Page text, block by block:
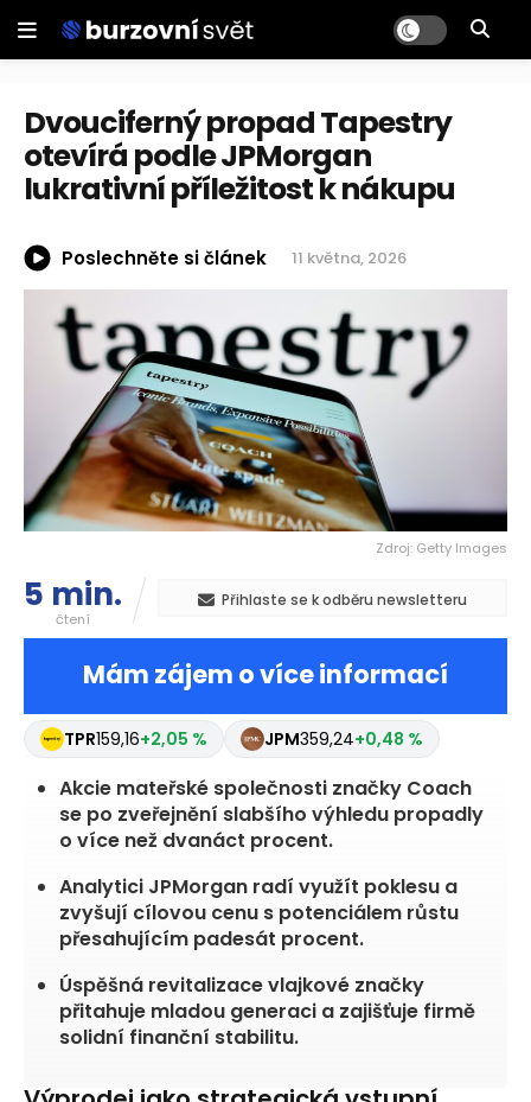
Dvouciferný propad Tapestry
otevírá podle JPMorgan
lukrativní příležitost k nákupu
Poslechněte si článek 11 května, 2026
Zdroj: Getty Images
5 min.
čtení
Přihlaste se k odběru newsletteru
Mám zájem o více informací
TPR159,16+2,05 % JPM359,24+0,48 %
Akcie mateřské společnosti značky Coach
se po zveřejnění slabšího výhledu propadly
o více než dvanáct procent.
Analytici JPMorgan radí využít poklesu a
zvyšují cílovou cenu s potenciálem růstu
přesahujícím padesát procent.
Úspěšná revitalizace vlajkové značky
přitahuje mladou generaci a zajišťuje firmě
solidní finanční stabilitu.